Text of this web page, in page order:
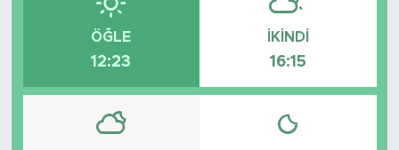
ÖĞLE
12:23
İKINDI
16:15